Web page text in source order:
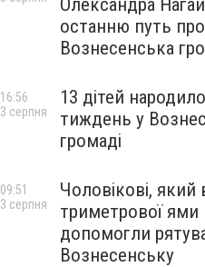
Олександра
останню путь
Вознесенська
13 дітей
тиждень у
громаді
16:56
3 серпня
Чоловікові, який
триметрової ями
допомогли
Вознесенську
09:51
3 серпня